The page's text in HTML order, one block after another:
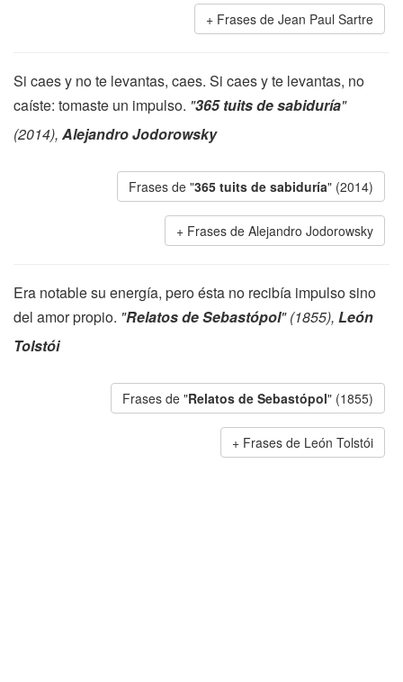
Frases de Jean Paul Sartre
Si caes y no te levantas, caes. Si caes y te levantas, no
caíste: tomaste un impulso. "365 tuits de sabiduría"
(2014), Alejandro Jodorowsky
Frases de "365 tuits de sabiduría" (2014)
Frases de Alejandro Jodorowsky
Era notable su energía, pero ésta no recibía impulso sino
del amor propio. "Relatos de Sebastópol" (1855), León
Tolstói
Frases de "Relatos de Sebastópol" (1855)
Frases de León Tolstói